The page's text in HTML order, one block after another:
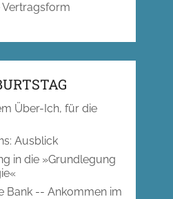
Vertragsform
Über-Ich, für die
Ausblick
in die »Grundlegung
Bank -- Ankommen im